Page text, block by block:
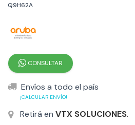
Q9H62A
CONSULTAR
Envíos a todo el país
¡CALCULAR ENVÍO!
Retirá en VTX SOLUCIONES.